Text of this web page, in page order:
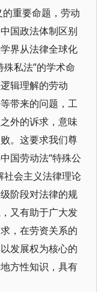
的重要命题，劳动
国政法体制区别
界从法律全球化
私法”的学术命
辑理解的劳动
带来的问题，工
外的诉求，意味
。这要求我们尊
国劳动法“特殊公
社会主义法律理论
阶段对法律的规
又有助于广大发
，在劳资关系的
发展权为核心的
方性知识，具有